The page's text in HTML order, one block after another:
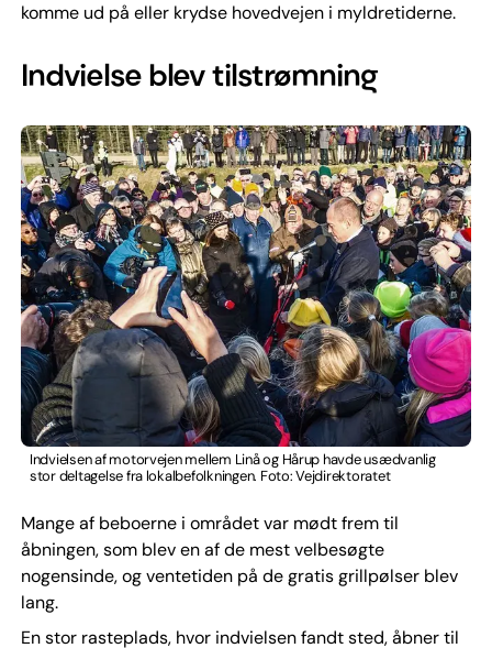
komme ud på eller krydse hovedvejen i myldretiderne.
Indvielse blev tilstrømning
Indvielsen af motorvejen mellem Linå og Hårup havde usædvanlig
stor deltagelse fra lokalbefolkningen. Foto: Vejdirektoratet
Mange af beboerne i området var mødt frem til
åbningen, som blev en af de mest velbesøgte
nogensinde, og ventetiden på de gratis grillpølser blev
lang.
En stor rasteplads, hvor indvielsen fandt sted, åbner til